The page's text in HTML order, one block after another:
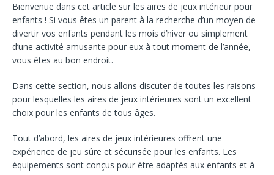
Bienvenue dans cet article sur les aires de jeux intérieur pour
enfants ! Si vous êtes un parent à la recherche d’un moyen de
divertir vos enfants pendant les mois d’hiver ou simplement
d’une activité amusante pour eux à tout moment de l’année,
vous êtes au bon endroit.
Dans cette section, nous allons discuter de toutes les raisons
pour lesquelles les aires de jeux intérieures sont un excellent
choix pour les enfants de tous âges.
Tout d’abord, les aires de jeux intérieures offrent une
expérience de jeu sûre et sécurisée pour les enfants. Les
équipements sont conçus pour être adaptés aux enfants et à